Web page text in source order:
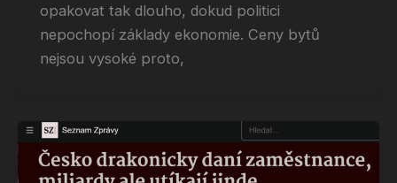
opakovat tak dlouho, dokud politici
nepochopí základy ekonomie. Ceny bytů
nejsou vysoké proto,